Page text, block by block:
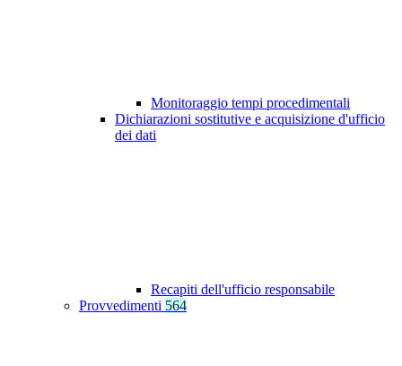
Monitoraggio tempi procedimentali
Dichiarazioni sostitutive e acquisizione d'ufficio
dei dati
Recapiti dell'ufficio responsabile
Provvedimenti 564